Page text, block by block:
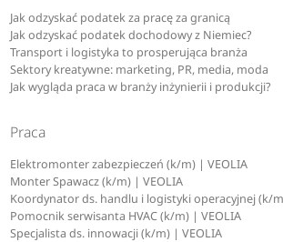
Jak odzyskać podatek za pracę za granicą
Jak odzyskać podatek dochodowy z Niemiec?
Transport i logistyka to prosperująca branża
Sektory kreatywne: marketing, PR, media, moda
Jak wygląda praca w branży inżynierii i produkcji?
Praca
Elektromonter zabezpieczeń (k/m) | VEOLIA
Monter Spawacz (k/m) | VEOLIA
Koordynator ds. handlu i logistyki operacyjnej (k/
Pomocnik serwisanta HVAC (k/m) | VEOLIA
Specjalista ds. innowacji (k/m) | VEOLIA